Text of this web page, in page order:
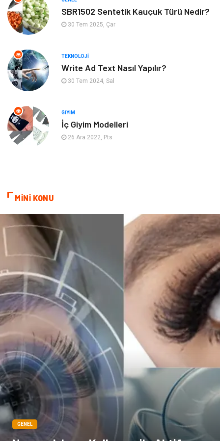
Aksesuar Eğlence
Güzellik
Maden ve Metal
Bahçe Ev
Nakliyat
Endüstriyel Ürünler
Dernekler ve Birlikler Pazarlama
Bebek Giyim Bakım
Markalar Kültür
Periyodik Kontrol Spor Malzemeleri
İthalat İhracat Kiralama Servisleri
Alüminyum Restaurant
SBR1502 Sentetik Kauçuk Türü Nedir?
30 Tem 2025, Çar
TEKNOLOJI
Write Ad Text Nasıl Yapılır?
30 Tem 2024, Sal
GIYIM
İç Giyim Modelleri
26 Ara 2022, Pts
MİNİ KONU
GENEL